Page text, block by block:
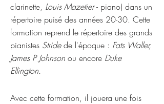
clarinette, Louis Mazetier- piano) dans un
répertoire puisé des années 20-30. Cette
formation reprend le répertoire des grands
pianistes Stridede l'époque : Fats Waller,
James P Johnson ou encore Duke
Ellington.
Avec cette formation, il jouera une fois